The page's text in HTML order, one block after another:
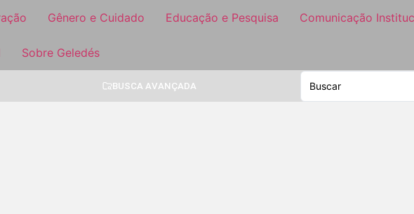
Gênero e Cuidado Educação e Pesquisa Comunicação
Sobre Geledés
BUSCA AVANÇADA